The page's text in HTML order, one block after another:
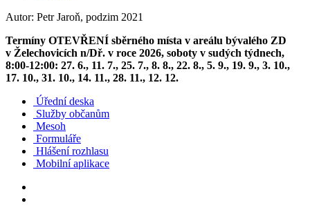
Autor: Petr Jaroň, podzim 2021
Termíny OTEVŘENÍ sběrného místa v areálu bývalého ZD
v Želechovicích n/Dř. v roce 2026, soboty v sudých týdnech,
8:00-12:00: 27. 6., 11. 7., 25. 7., 8. 8., 22. 8., 5. 9., 19. 9., 3. 10.,
17. 10., 31. 10., 14. 11., 28. 11., 12. 12.
Úřední deska
Služby občanům
Mesoh
Formuláře
Hlášení rozhlasu
Mobilní aplikace